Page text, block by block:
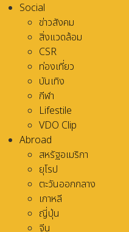
Social
ข่าวสังคม
สิ่งแวดล้อม
CSR
ท่องเที่ยว
บันเทิง
กีฬา
Lifestile
VDO Clip
Abroad
สหรัฐอเมริกา
ยุโรป
ตะวันออกกลาง
เกาหลี
ญี่ปุ่น
จีน